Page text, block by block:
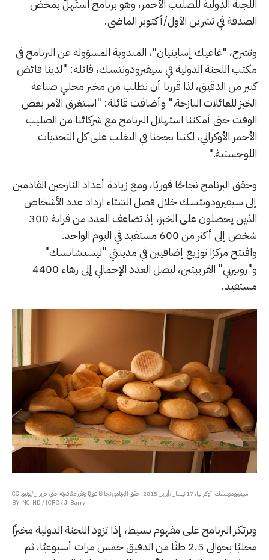
اللجنة الدولية للصليب الأحمر، وهو برنامج استُهلّ بمحض
الصدفة في تشرين الأول/أكتوبر الماضي.
وتشرح، "غاغيك إساينيان"، المندوبة المسؤولة عن البرنامج في
مكتب اللجنة الدولية في سيفيرودونتسك، قائلة: "لدينا فائض
كبير من الدقيق، لذا قررنا أن نطلب من مخبز محلي صناعة
الخبز للعائلات النازحة." وأضافت قائلة: "استغرق الأمر بعض
الوقت حتى أمكننا استهلال البرنامج مع شركائنا من الصليب
الأحمر الأوكراني، لكننا نجحنا في التغلب على كل التحديات
اللوجستية."
وحقق البرنامج نجاحًا فوريًا، ومع زيادة أعداد النازحين القادمين
إلى سيفيرودونتسك خلال فصل الشتاء ازداد عدد الأشخاص
الذين يحصلون على الخبز، إذ تضاعف العدد من قرابة 300
شخص إلى أكثر من 600 مستفيد في اليوم الواحد.
وافتتح مركزا توزيع إضافيين في مدينتي "ليسيشانسك"
و"روبيزني" القريبتين، ليصل العدد الإجمالي إلى زهاء 4400
مستفيد.
سيفيرودونتسك، أوكرانيا، 17 نيسان/أبريل 2015. حقق البرنامج نجاحًا فوريًا وتقرر مدّ فترته حتى حزيران/يونيو. CC
BY-NC-ND / ICRC / J. Barry
ويرتكز البرنامج على مفهوم بسيط، إذا تزود اللجنة الدولية مخبزًا
محليًا بحوالي 2.5 طنًا من الدقيق خمس مرات أسبوعيًا، ثم